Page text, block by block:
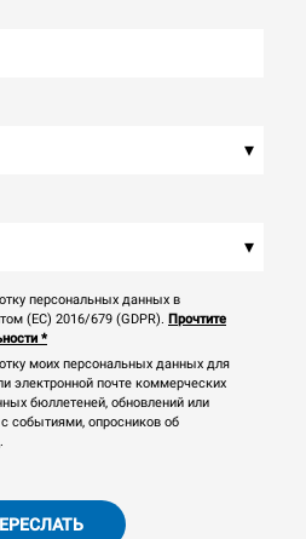
▾
▾
персональных данных в
(ЕС) 2016/679 (GDPR). Прочтите
*
моих персональных данных для
электронной почте коммерческих
бюллетеней, обновлений или
событиями, опросников об